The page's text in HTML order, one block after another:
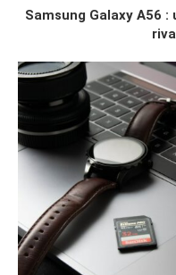
Samsung Galaxy A56